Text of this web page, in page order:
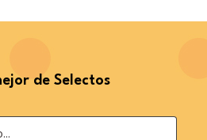
de Selectos